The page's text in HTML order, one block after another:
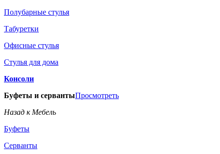
Полубарные стулья
Табуретки
Офисные стулья
Стулья для дома
Консоли
Буфеты и сервантыПросмотреть
Назад к Мебель
Буфеты
Серванты